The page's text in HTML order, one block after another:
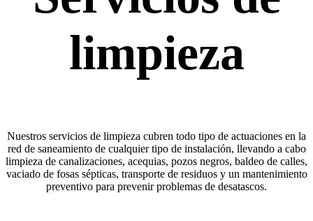
limpieza
Nuestros servicios de limpieza cubren todo tipo de actuaciones en la
red de saneamiento de cualquier tipo de instalación, llevando a cabo
limpieza de canalizaciones, acequias, pozos negros, baldeo de calles,
vaciado de fosas sépticas, transporte de residuos y un mantenimiento
preventivo para prevenir problemas de desatascos.